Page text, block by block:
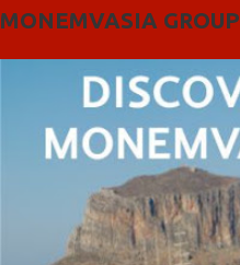
MONEMVASIA GROUP